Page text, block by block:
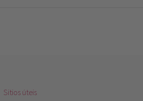
Sitios úteis